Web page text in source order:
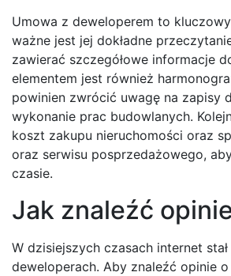
Umowa z deweloperem to
ważne jest jej dokładne
zawierać szczegółowe informacje
elementem jest również
powinien zwrócić uwagę na zapisy
wykonanie prac budowlanych.
koszt zakupu nieruchomości oraz
oraz serwisu posprzedażowego,
czasie.
Jak znaleźć
W dzisiejszych czasach internet
deweloperach. Aby znaleźć opinie